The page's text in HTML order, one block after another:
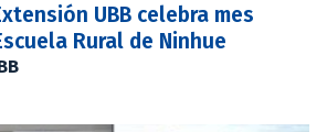
UBB celebra mes
Rural de Ninhue